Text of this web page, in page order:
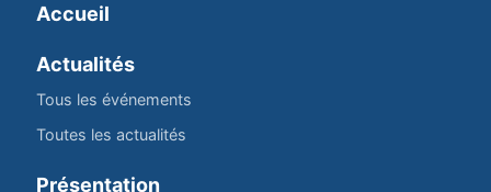
Accueil
Actualités
Tous les événements
Toutes les actualités
Présentation